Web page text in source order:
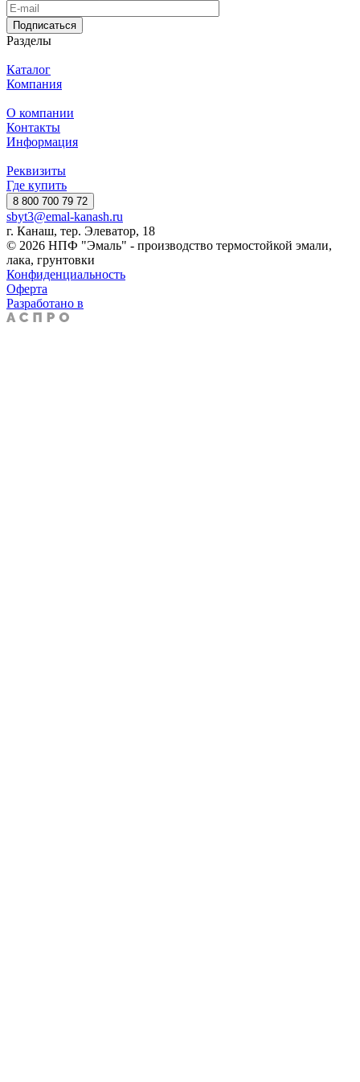
Подписаться
Разделы
Каталог
Компания
О компании
Контакты
Информация
Реквизиты
Где купить
8 800 700 79 72
sbyt3@emal-kanash.ru
г. Канаш, тер. Элеватор, 18
© 2026 НПФ "Эмаль" - производство термостойкой эмали,
лака, грунтовки
Конфиденциальность
Оферта
Разработано в